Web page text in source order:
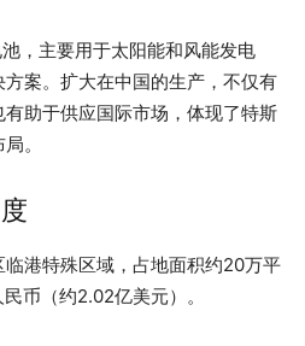
，主要用于太阳能和风能发电
案。扩大在中国的生产，不仅有
助于供应国际市场，体现了特斯
。
港特殊区域，占地面积约20万平
币（约2.02亿美元）。